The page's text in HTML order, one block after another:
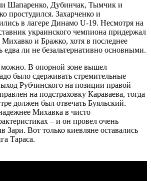
Шапаренко, Дубинчак, Тымчик и
простудился. Захарченко и
в лагере Динамо U-19. Несмотря на
украинского чемпиона придержал
Михавко и Бражко, хотя в последнее
едва ли не безальтернативно основными.
можно. В опорной зоне вышел
было сдерживать стремительные
Рубчинского на позиции правой
на подстраховку Караваева, тогда
должен был отвечать Буяльский.
Михавка в чисто
– и он провел очень
Зари. Вот только киевляне оставались
Тараса.